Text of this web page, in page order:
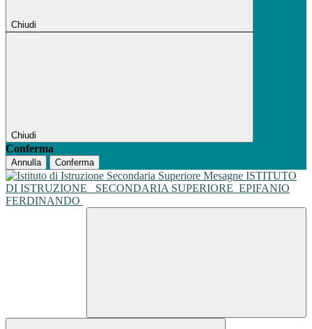
Chiudi
Chiudi
Conferma
Annulla Conferma
ISTITUTO
DI ISTRUZIONE
SECONDARIA SUPERIORE EPIFANIO
FERDINANDO